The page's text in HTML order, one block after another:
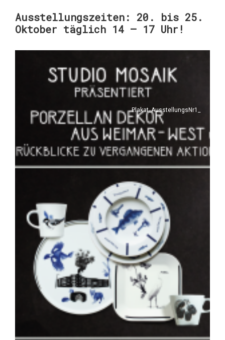
Ausstellungszeiten: 20. bis 25.
Oktober täglich 14 – 17 Uhr!
Plakat_AusstellungsNr1_